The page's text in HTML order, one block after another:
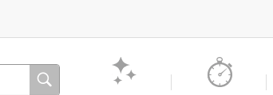
。通販・テレビショッピングのショップチャンネル